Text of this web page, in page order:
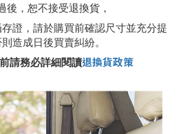
後，恕不接受退換貨，
證，請於購買前確認尺寸並充分提
造成日後買賣糾紛。
請務必詳細閱讀退換貨政策